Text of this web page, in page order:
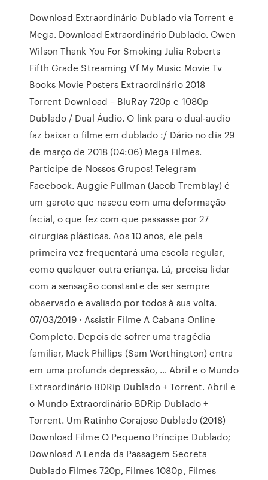
Download Extraordinário Dublado via Torrent e
Mega. Download Extraordinário Dublado. Owen
Wilson Thank You For Smoking Julia Roberts
Fifth Grade Streaming Vf My Music Movie Tv
Books Movie Posters Extraordinário 2018
Torrent Download – BluRay 720p e 1080p
Dublado / Dual Áudio. O link para o dual-audio
faz baixar o filme em dublado :/ Dário no dia 29
de março de 2018 (04:06) Mega Filmes.
Participe de Nossos Grupos! Telegram
Facebook. Auggie Pullman (Jacob Tremblay) é
um garoto que nasceu com uma deformação
facial, o que fez com que passasse por 27
cirurgias plásticas. Aos 10 anos, ele pela
primeira vez frequentará uma escola regular,
como qualquer outra criança. Lá, precisa lidar
com a sensação constante de ser sempre
observado e avaliado por todos à sua volta.
07/03/2019 · Assistir Filme A Cabana Online
Completo. Depois de sofrer uma tragédia
familiar, Mack Phillips (Sam Worthington) entra
em uma profunda depressão, … Abril e o Mundo
Extraordinário BDRip Dublado + Torrent. Abril e
o Mundo Extraordinário BDRip Dublado +
Torrent. Um Ratinho Corajoso Dublado (2018)
Download Filme O Pequeno Príncipe Dublado;
Download A Lenda da Passagem Secreta
Dublado Filmes 720p, Filmes 1080p, Filmes